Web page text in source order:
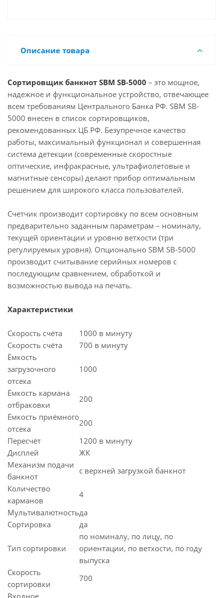
Описание товара
Сортировщик банкнот SBM SB-5000 – это мощное,
надежное и функциональное устройство, отвечающее
всем требованиям Центрального Банка РФ. SBM SB-
5000 внесен в список сортировщиков,
рекомендованных ЦБ РФ. Безупречное качество
работы, максимальный функционал и совершенная
система детекции (современные скоростные
оптические, инфракрасные, ультрафиолетовые и
магнитные сенсоры) делают прибор оптимальным
решением для широкого класса пользователей.
Счетчик производит сортировку по всем основным
предварительно заданным параметрам – номиналу,
текущей ориентации и уровню ветхости (три
регулируемых уровня). Опционально SBM SB-5000
производит считывание серийных номеров с
последующим сравнением, обработкой и
возможностью вывода на печать.
Характеристики
Скорость счёта
1000 в минуту
Скорость счёта
700 в минуту
Ёмкость
загрузочного
отсека
1000
Ёмкость кармана
отбраковки
200
Ёмкость приёмного
отсека
200
Пересчёт
1200 в минуту
Дисплей
ЖК
Механизм подачи
банкнот
с верхней загрузкой банкнот
Количество
карманов
4
Мультивалютностьда
Сортировка
да
Тип сортировки
по номиналу, по лицу, по
ориентации, по ветхости, по году
выпуска
Скорость
сортировки
700
Входное